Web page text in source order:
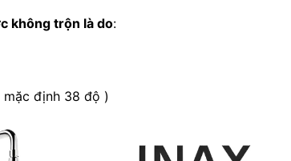
không trộn là do:
mặc định 38 độ )